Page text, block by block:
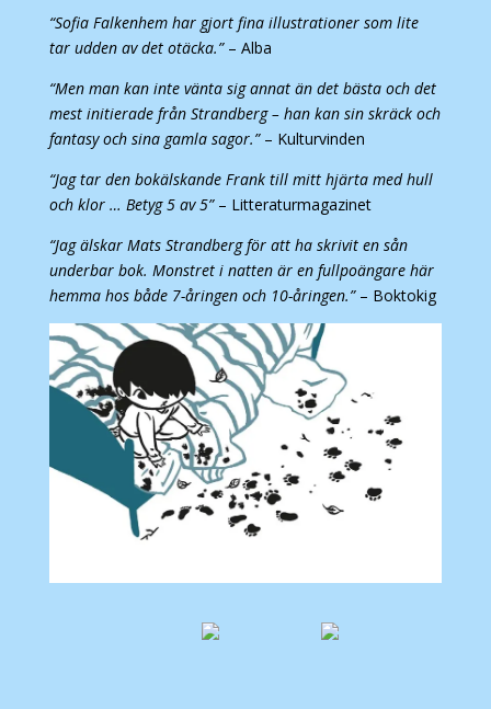
“Sofia Falkenhem har gjort fina illustrationer som lite
tar udden av det otäcka.”– Alba
“Men man kan inte vänta sig annat än det bästa och det
mest initierade från Strandberg – han kan sin skräck och
fantasy och sina gamla sagor.”– Kulturvinden
“Jag tar den bokälskande Frank till mitt hjärta med hull
och klor … Betyg 5 av 5”– Litteraturmagazinet
“Jag älskar Mats Strandberg för att ha skrivit en sån
underbar bok. Monstret i natten är en fullpoängare här
hemma hos både 7-åringen och 10-åringen.”– Boktokig